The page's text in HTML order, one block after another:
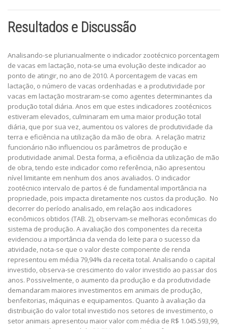
Resultados e Discussão
Analisando-se plurianualmente o indicador zootécnico porcentagem
de vacas em lactação, nota-se uma evolução deste indicador ao
ponto de atingir, no ano de 2010. A porcentagem de vacas em
lactação, o número de vacas ordenhadas e a produtividade por
vacas em lactação mostraram-se como agentes determinantes da
produção total diária. Anos em que estes indicadores zootécnicos
estiveram elevados, culminaram em uma maior produção total
diária, que por sua vez, aumentou os valores de produtividade da
terra e eficiência na utilização da mão de obra. A relação matriz
funcionário não influenciou os parâmetros de produção e
produtividade animal. Desta forma, a eficiência da utilização de mão
de obra, tendo este indicador como referência, não apresentou
nível limitante em nenhum dos anos avaliados. O indicador
zootécnico intervalo de partos é de fundamental importância na
propriedade, pois impacta diretamente nos custos da produção. No
decorrer do período analisado, em relação aos indicadores
econômicos obtidos (TAB. 2), observam-se melhoras econômicas do
sistema de produção. A avaliação dos componentes da receita
evidenciou a importância da venda do leite para o sucesso da
atividade, nota-se que o valor deste componente de renda
representou em média 79,94% da receita total. Analisando o capital
investido, observa-se crescimento do valor investido ao passar dos
anos. Possivelmente, o aumento da produção e da produtividade
demandaram maiores investimentos em animais de produção,
benfeitorias, máquinas e equipamentos. Quanto à avaliação da
distribuição do valor total investido nos setores de investimento, o
setor animais apresentou maior valor com média de R$ 1.045.593,99,